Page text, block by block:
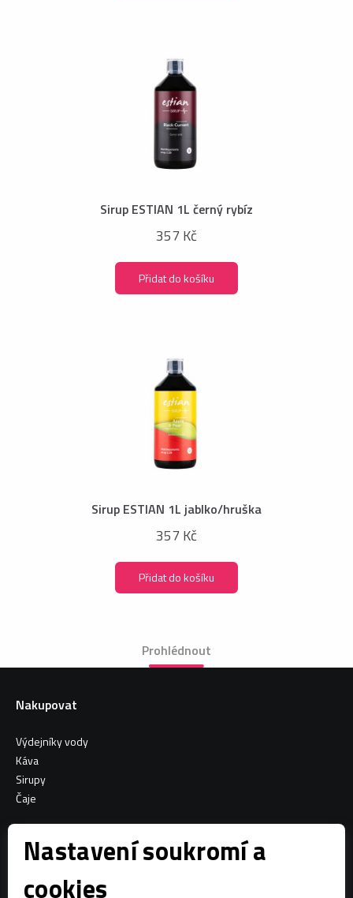
Nastavení soukromí a
cookies
Sirup ESTIAN 1L černý rybíz
357 Kč
Přidat do košíku
Sirup ESTIAN 1L jablko/hruška
357 Kč
Přidat do košíku
Prohlédnout
Nakupovat
Výdejníky vody
Káva
Sirupy
Čaje